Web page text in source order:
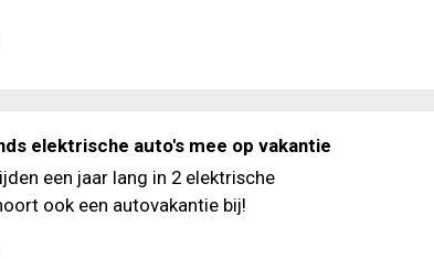
elektrische auto's mee op vakantie
een jaar lang in 2 elektrische
ook een autovakantie bij!